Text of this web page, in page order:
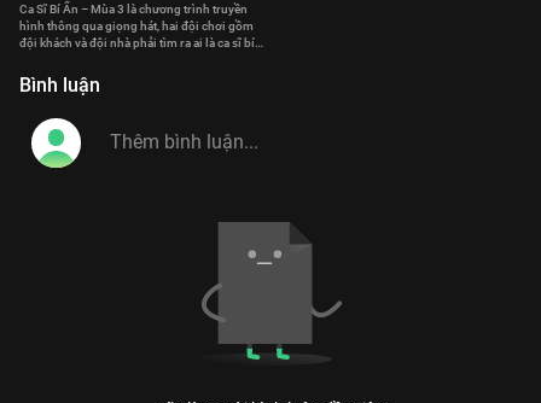
Ca Sĩ Bí Ẩn – Mùa 3 là chương trình truyền
hình thông qua giọng hát, hai đội chơi gồm
đội khách và đội nhà phải tìm ra ai là ca sĩ bí
Bình luận